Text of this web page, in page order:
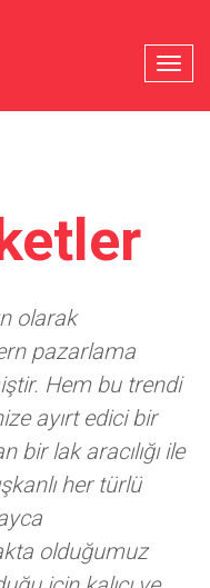
MENU
olarak
pazarlama
Hem bu trendi
ayırt edici bir
lak aracılığı ile
her türlü
olduğumuz